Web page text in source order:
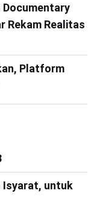
Documentary
Rekam Realitas
Platform
Isyarat, untuk